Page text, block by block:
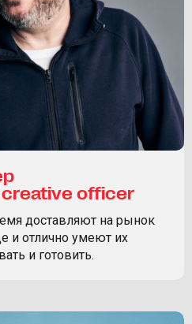
officer
доставляют на рынок
и отлично умеют их
и готовить.